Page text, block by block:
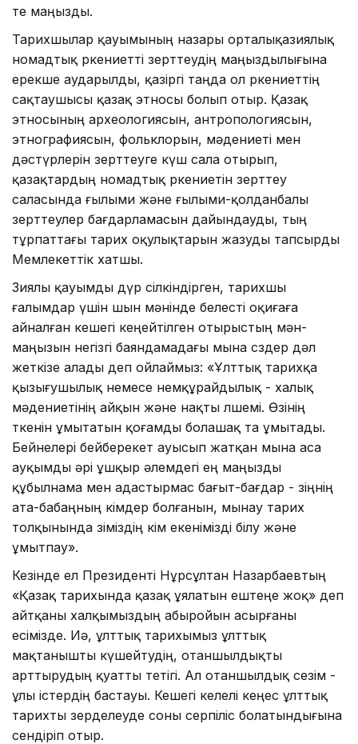
өте маңызды.
Тарихшылар қауымының назары орталықазиялық
номадтық өркениетті зерттеудің маңыздылығына
ерекше аударылды, қазіргі таңда ол өркениеттің
сақтаушысы қазақ этносы болып отыр. Қазақ
этносының археологиясын, антропологиясын,
этнографиясын, фольклорын, мәдениеті мен
дәстүрлерін зерттеуге күш сала отырып,
қазақтардың номадтық өркениетін зерттеу
саласында ғылыми және ғылыми-қолданбалы
зерттеулер бағдарламасын дайындауды, тың
тұрпаттағы тарих оқулықтарын жазуды тапсырды
Мемлекеттік хатшы.
Зиялы қауымды дүр сілкіндірген, тарихшы
ғалымдар үшін шын мәнінде белесті оқиғаға
айналған кешегі кеңейтілген отырыстың мән-
маңызын негізгі баяндамадағы мына сөздер дәл
жеткізе алады деп ойлаймыз: «Ұлттық тарихқа
қызығушылық немесе немқұрайдылық - халық
мәдениетінің айқын және нақты өлшемі. Өзінің
өткенін ұмытатын қоғамды болашақ та ұмытады.
Бейнелері бейберекет ауысып жатқан мына аса
ауқымды әрі ұшқыр әлемдегі ең маңызды
құбылнама мен адастырмас бағыт-бағдар - өзіңнің
ата-бабаңның кімдер болғанын, мынау тарих
толқынында өзіміздің кім екенімізді білу және
ұмытпау».
Кезінде ел Президенті Нұрсұлтан Назарбаевтың
«Қазақ тарихында қазақ ұялатын ештеңе жоқ» деп
айтқаны халқымыздың абыройын асырғаны
есімізде. Иә, ұлттық тарихымыз ұлттық
мақтанышты күшейтудің, отаншылдықты
арттырудың қуатты тетігі. Ал отаншылдық сезім -
ұлы істердің бастауы. Кешегі келелі кеңес ұлттық
тарихты зерделеуде соны серпіліс болатындығына
сендіріп отыр.